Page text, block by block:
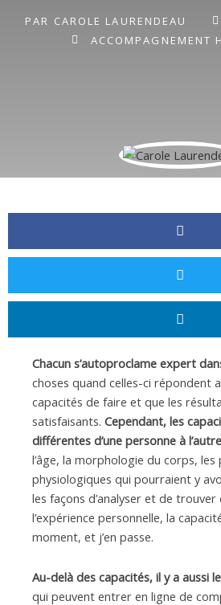
PAR CAROLE LAURENDEAU
ACCOMPAGNEMENT
Chacun s’autoproclame expert
choses quand celles-ci répondent
capacités de faire et que les
satisfaisants. Cependant, les
différentes d’une personne à l’autre
l’âge, la morphologie du corps, les
physiologiques qui pourraient y
les façons d’analyser et de
l’expérience personnelle, la
moment, et j’en passe.
Au-delà des capacités, il y a aussi
qui peuvent entrer en ligne de